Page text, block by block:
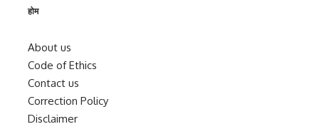
होम
About us
Code of Ethics
Contact us
Correction Policy
Disclaimer